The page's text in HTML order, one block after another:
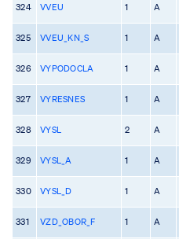
324 VVEU 1 A
325 VVEU_KN_S 1 A
326 VYPODOCLA 1 A
327 VYRESNES 1 A
328 VYSL 2 A
329 VYSL_A 1 A
330 VYSL_D 1 A
331 VZD_OBOR_F 1 A